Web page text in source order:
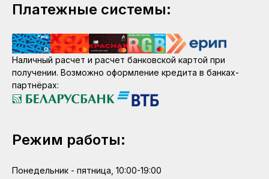
Платежные системы:
Наличный расчет и расчет банковской картой при
получении. Возможно оформление кредита в банках-
партнёрах:
Режим работы:
Понедельник - пятница, 10:00-19:00